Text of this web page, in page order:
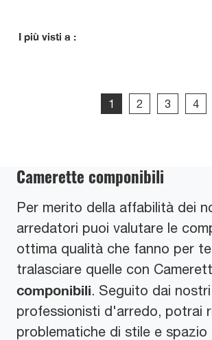
I più visti a :
1 2 3 4
Camerette componibili
Per merito della affabilità dei
arredatori puoi valutare le
ottima qualità che fanno per
tralasciare quelle con
componibili. Seguito dai nostri
professionisti d'arredo, potrai
problematiche di stile e spazio